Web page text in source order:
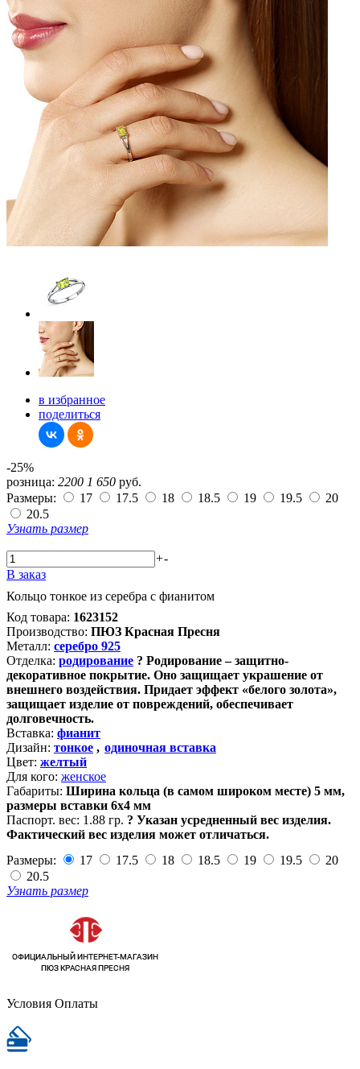
в избранное
поделиться
-25%
розница: 2200 1 650 руб.
Размеры:
17 17.5 18 18.5 19 19.5
20
20.5
Узнать размер
+-
В заказ
Кольцо тонкое из серебра с фианитом
Код товара: 1623152
Производство: ПЮЗ Красная Пресня
Металл: серебро 925
Отделка: родирование ? Родирование – защитно-
декоративное покрытие. Оно защищает украшение от
внешнего воздействия. Придает эффект «белого золота»,
защищает изделие от повреждений, обеспечивает
долговечность.
Вставка: фианит
Дизайн: тонкое , одиночная вставка
Цвет: желтый
Для кого: женское
Габариты: Ширина кольца (в самом широком месте) 5 мм,
размеры вставки 6х4 мм
Паспорт. вес: 1.88 гр. ? Указан усредненный вес изделия.
Фактический вес изделия может отличаться.
Размеры:
17 17.5 18 18.5 19 19.5
20
20.5
Узнать размер
Условия Оплаты